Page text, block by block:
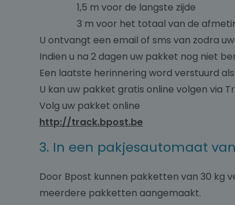
1,5 m voor de langste zijde
3 m voor het totaal van de
U ontvangt een email of sms van zodra
Indien u na 2 dagen uw pakket nog niet
Een laatste herinnering word verstuurd
U kan uw pakket gratis online volgen via
Volg uw pakket online
http://track.bpost.be
3. In een pakjesautomaat
Door Bpost kunnen pakketten van 30 kg
meerdere pakketten aangemaakt.